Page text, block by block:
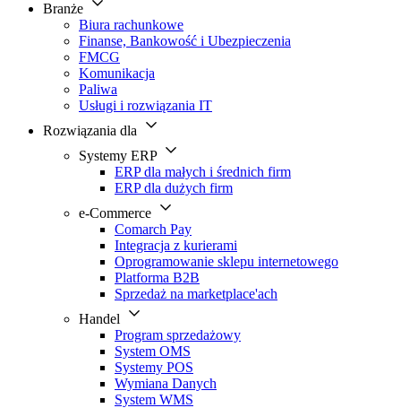
Branże
Biura rachunkowe
Finanse, Bankowość i Ubezpieczenia
FMCG
Komunikacja
Paliwa
Usługi i rozwiązania IT
Rozwiązania dla
Systemy ERP
ERP dla małych i średnich firm
ERP dla dużych firm
e-Commerce
Comarch Pay
Integracja z kurierami
Oprogramowanie sklepu internetowego
Platforma B2B
Sprzedaż na marketplace'ach
Handel
Program sprzedażowy
System OMS
Systemy POS
Wymiana Danych
System WMS